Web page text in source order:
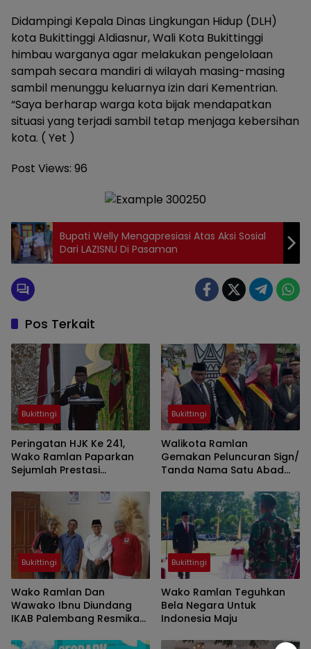
Didampingi Kepala Dinas Lingkungan Hidup (DLH)
kota Bukittinggi Aldiasnur, Wali Kota Bukittinggi
himbau warganya agar melakukan pengelolaan
sampah secara mandiri di wilayah masing-masing
sambil menunggu keluarnya izin dari Kementrian.
“Saya berharap warga kota bijak mendapatkan
situasi yang terjadi sambil tetap menjaga kebersihan
kota. ( Yet )
Post Views: 96
Bupati Welly Mengapresiasi Atas Aksi Sosial
Dari LAZISNU Di Pasaman
Pos Terkait
Bukittingi
Peringatan HJK Ke 241,
Wako Ramlan Paparkan
Sejumlah Prestasi
Berkeadilan, Dan
Berbudaya
Bukittingi
Walikota Ramlan
Gemakan Peluncuran Sign/
Tanda Nama Satu Abad
Bukittingi
Wako Ramlan Dan
Wawako Ibnu Diundang
IKAB Palembang Resmikan
Bukittingi
Wako Ramlan Teguhkan
Bela Negara Untuk
Indonesia Maju